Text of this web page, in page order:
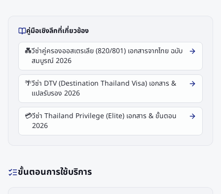
คู่มือเชิงลึกที่เกี่ยวข้อง
💑วีซ่าคู่ครองออสเตรเลีย (820/801) เอกสารจากไทย ฉบับ
สมบูรณ์ 2026
🌴วีซ่า DTV (Destination Thailand Visa) เอกสาร &
แปลรับรอง 2026
💳วีซ่า Thailand Privilege (Elite) เอกสาร & ขั้นตอน
2026
ขั้นตอนการใช้บริการ